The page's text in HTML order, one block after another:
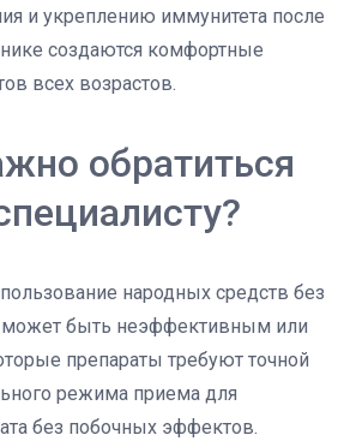
и укреплению иммунитета после
создаются комфортные
всех возрастов.
обратиться
народных средств без
может быть неэффективным или
препараты требуют точной
режима приема для
без побочных эффектов.